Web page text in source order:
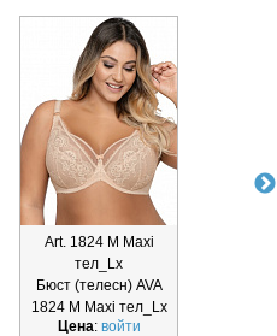
Art. 1824 M Maxi
тел_Lx
Бюст (телесн) AVA
1824 M Maxi тел_Lx
Цена: войти